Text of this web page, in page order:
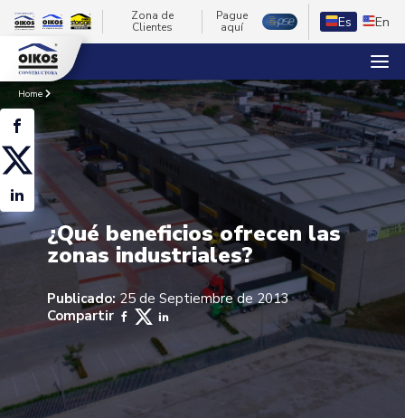
Zona de
Clientes
Pague
aquí
Es En
Home
¿Qué beneficios ofrecen las
zonas industriales?
Publicado:25 de Septiembre de 2013
Compartir